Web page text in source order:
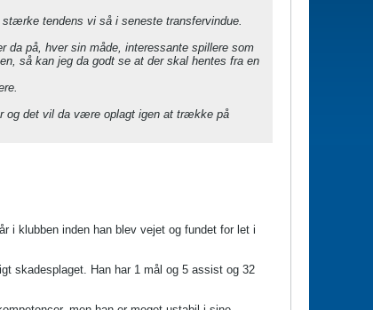
tendens vi så i seneste transfervindue.
da på, hver sin måde, interessante spillere som
så kan jeg da godt se at der skal hentes fra en
og det vil da være oplagt igen at trække på
i klubben inden han blev vejet og fundet for let i
skadesplaget. Han har 1 mål og 5 assist og 32